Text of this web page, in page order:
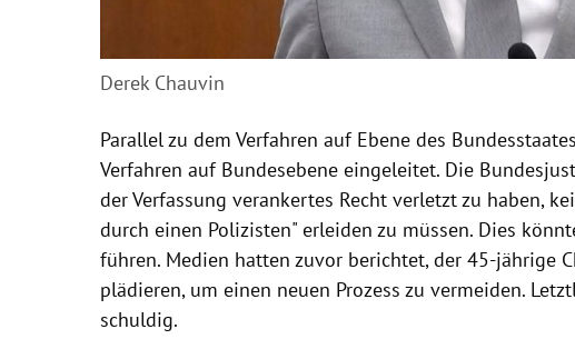
Derek Chauvin
Parallel zu dem Verfahren auf Ebene des
Verfahren auf Bundesebene eingeleitet. Die
der Verfassung verankertes Recht verletzt zu haben,
durch einen Polizisten" erleiden zu müssen. Dies
führen. Medien hatten zuvor berichtet, der 45-jährige
plädieren, um einen neuen Prozess zu vermeiden.
schuldig.